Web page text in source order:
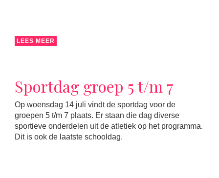
LEES MEER
Sportdag groep 5 t/m 7
Op woensdag 14 juli vindt de sportdag voor de
groepen 5 t/m 7 plaats. Er staan die dag diverse
sportieve onderdelen uit de atletiek op het programma.
Dit is ook de laatste schooldag.